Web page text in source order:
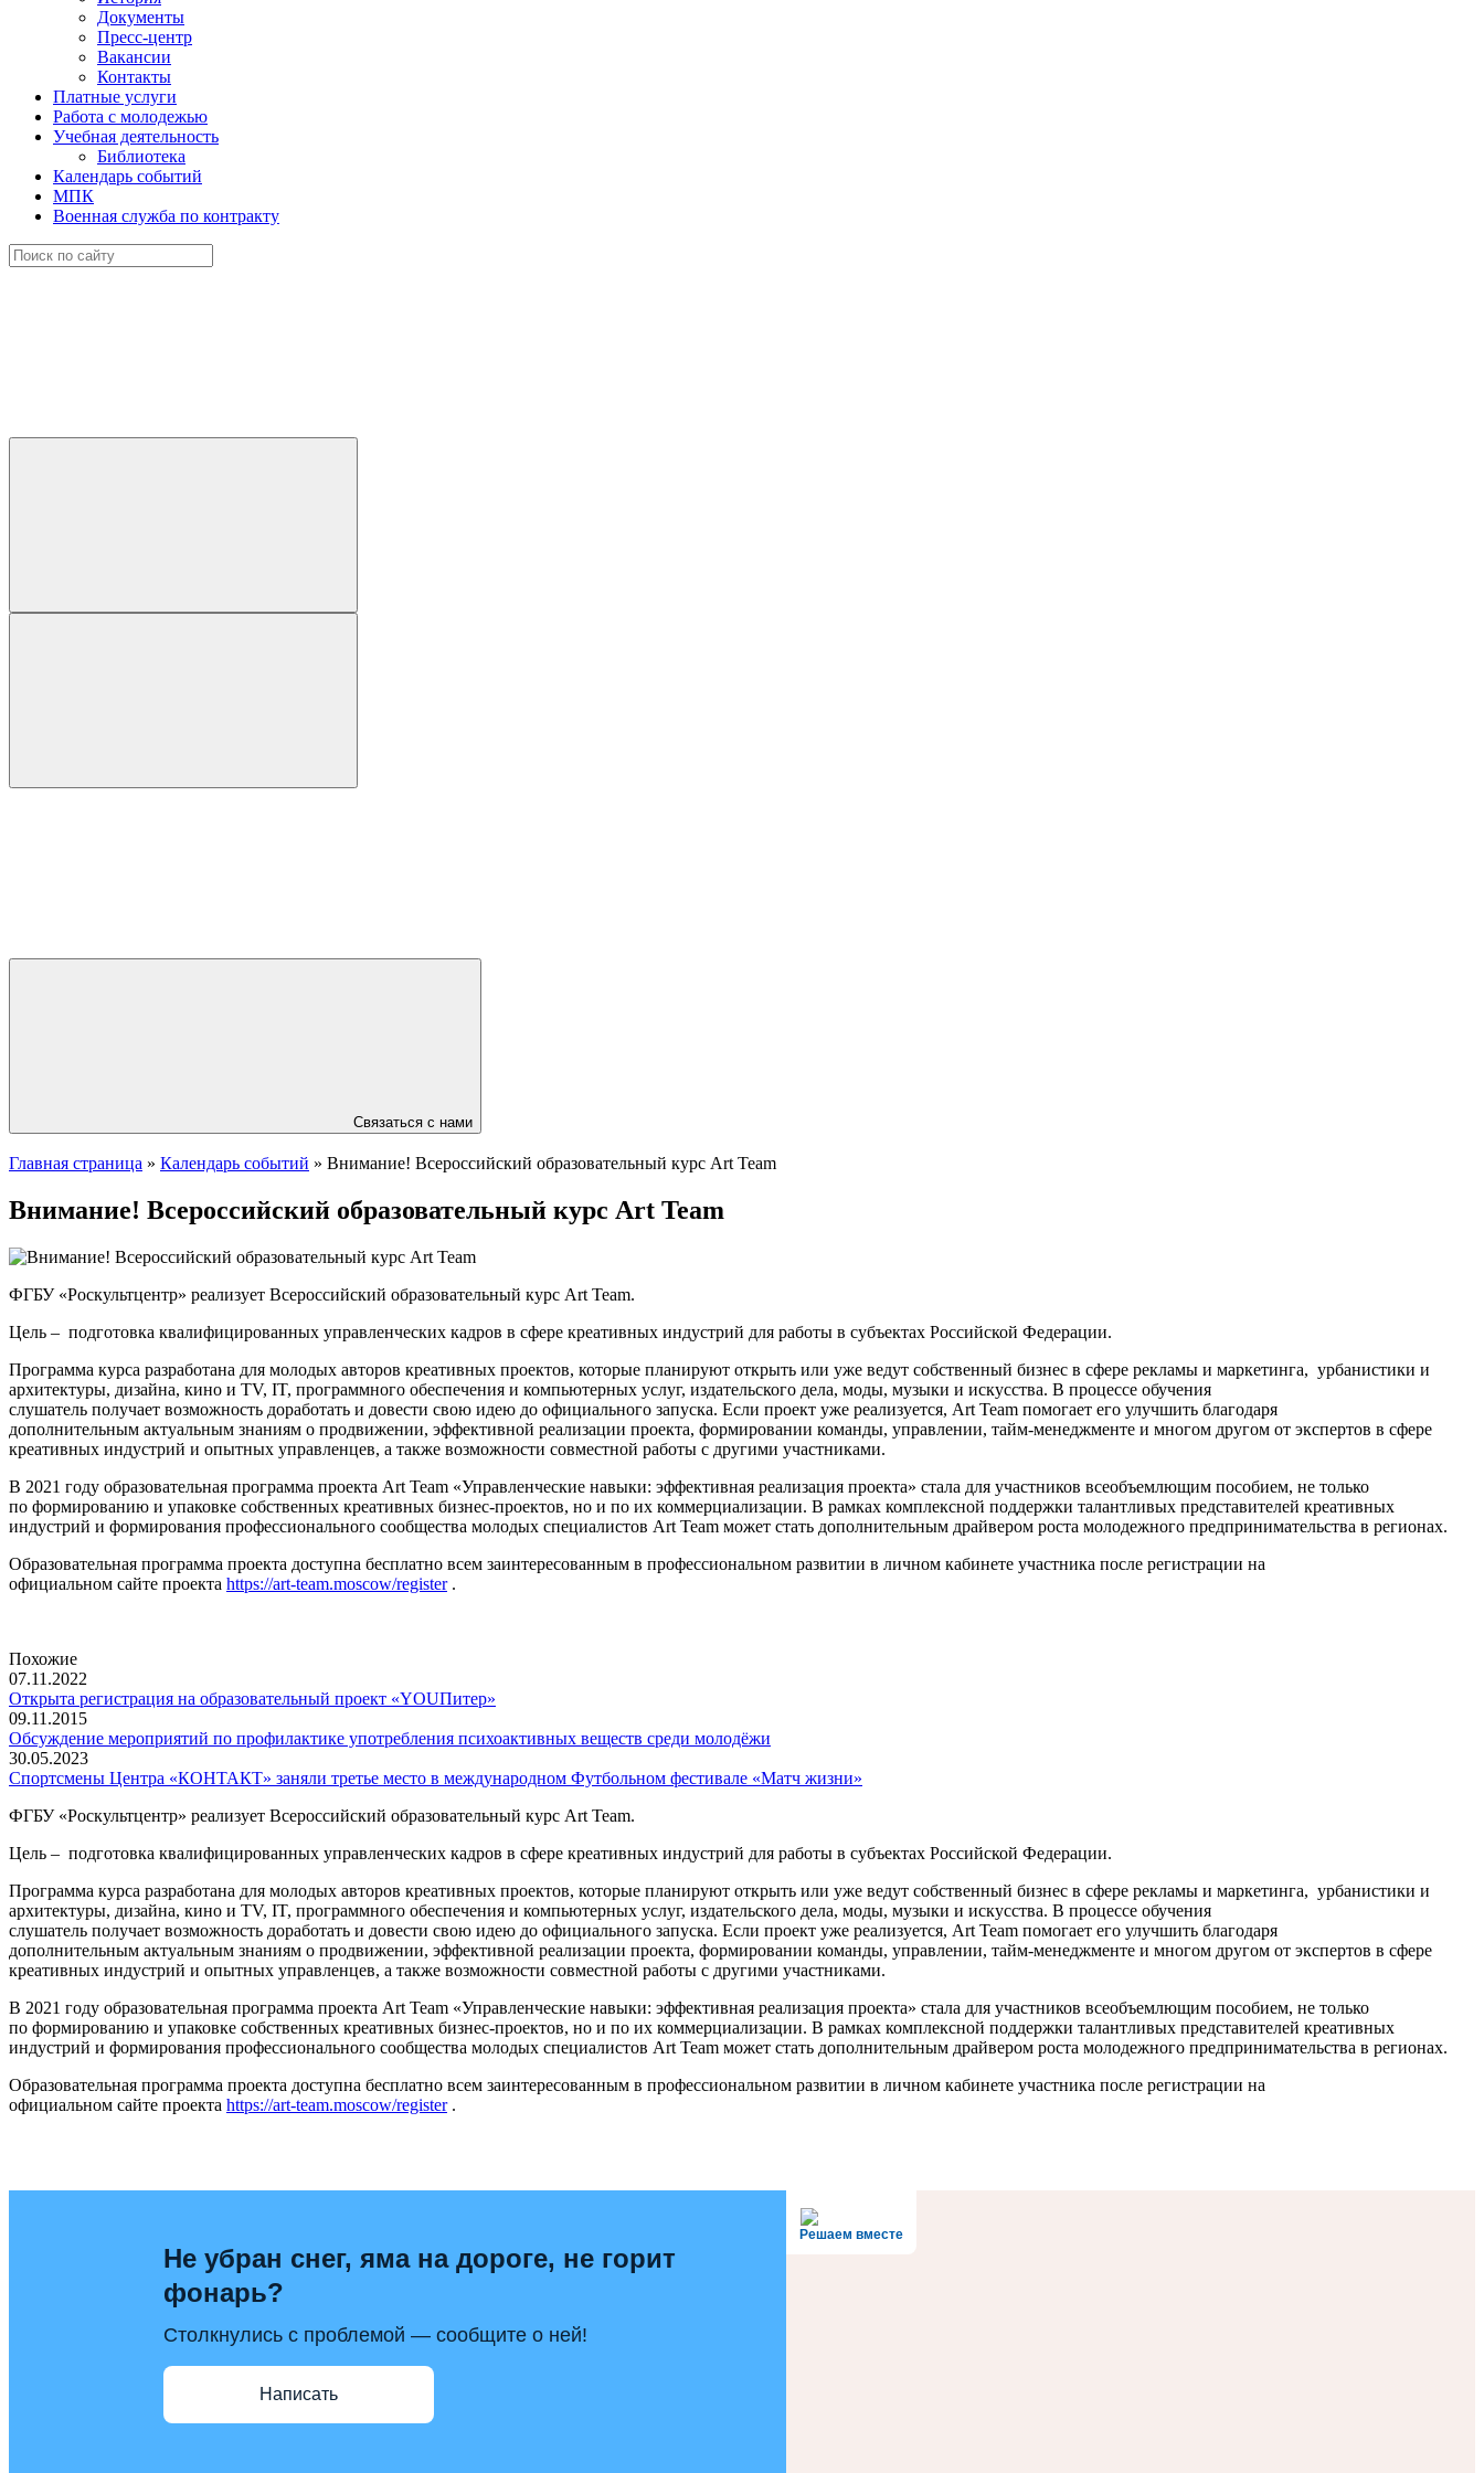
Документы
Пресс-центр
Вакансии
Контакты
Платные услуги
Работа с молодежью
Учебная деятельность
Библиотека
Календарь событий
МПК
Военная служба по контракту
Связаться с нами
Главная страница » Календарь событий » Внимание! Всероссийский образовательный курс Art Team
Внимание! Всероссийский образовательный курс Art Team
ФГБУ «Роскультцентр» реализует Всероссийский образовательный курс Art Team.
Цель – подготовка квалифицированных управленческих кадров в сфере креативных индустрий для работы в субъектах Российской Федерации.
Программа курса разработана для молодых авторов креативных проектов, которые планируют открыть или уже ведут собственный бизнес в сфере рекламы и маркетинга, урбанистики и
архитектуры, дизайна, кино и TV, IT, программного обеспечения и компьютерных услуг, издательского дела, моды, музыки и искусства. В процессе обучения
слушатель получает возможность доработать и довести свою идею до официального запуска. Если проект уже реализуется, Art Team помогает его улучшить благодаря
дополнительным актуальным знаниям о продвижении, эффективной реализации проекта, формировании команды, управлении, тайм-менеджменте и многом другом от экспертов в сфере
креативных индустрий и опытных управленцев, а также возможности совместной работы с другими участниками.
В 2021 году образовательная программа проекта Art Team «Управленческие навыки: эффективная реализация проекта» стала для участников всеобъемлющим пособием, не только
по формированию и упаковке собственных креативных бизнес-проектов, но и по их коммерциализации. В рамках комплексной поддержки талантливых представителей креативных
индустрий и формирования профессионального сообщества молодых специалистов Art Team может стать дополнительным драйвером роста молодежного предпринимательства в регионах.
Образовательная программа проекта доступна бесплатно всем заинтересованным в профессиональном развитии в личном кабинете участника после регистрации на
официальном сайте проекта https://art-team.moscow/register.
Похожие
07.11.2022
Открыта регистрация на образовательный проект «YOUПитер»
09.11.2015
Обсуждение мероприятий по профилактике употребления психоактивных веществ среди молодёжи
30.05.2023
Спортсмены Центра «КОНТАКТ» заняли третье место в международном Футбольном фестивале «Матч жизни»
ФГБУ «Роскультцентр» реализует Всероссийский образовательный курс Art Team.
Цель – подготовка квалифицированных управленческих кадров в сфере креативных индустрий для работы в субъектах Российской Федерации.
Программа курса разработана для молодых авторов креативных проектов, которые планируют открыть или уже ведут собственный бизнес в сфере рекламы и маркетинга, урбанистики и
архитектуры, дизайна, кино и TV, IT, программного обеспечения и компьютерных услуг, издательского дела, моды, музыки и искусства. В процессе обучения
слушатель получает возможность доработать и довести свою идею до официального запуска. Если проект уже реализуется, Art Team помогает его улучшить благодаря
дополнительным актуальным знаниям о продвижении, эффективной реализации проекта, формировании команды, управлении, тайм-менеджменте и многом другом от экспертов в сфере
креативных индустрий и опытных управленцев, а также возможности совместной работы с другими участниками.
В 2021 году образовательная программа проекта Art Team «Управленческие навыки: эффективная реализация проекта» стала для участников всеобъемлющим пособием, не только
по формированию и упаковке собственных креативных бизнес-проектов, но и по их коммерциализации. В рамках комплексной поддержки талантливых представителей креативных
индустрий и формирования профессионального сообщества молодых специалистов Art Team может стать дополнительным драйвером роста молодежного предпринимательства в регионах.
Образовательная программа проекта доступна бесплатно всем заинтересованным в профессиональном развитии в личном кабинете участника после регистрации на
официальном сайте проекта https://art-team.moscow/register.
Решаем вместе
Не убран снег, яма на дороге, не горит
фонарь?
Столкнулись с проблемой — сообщите о ней!
Написать